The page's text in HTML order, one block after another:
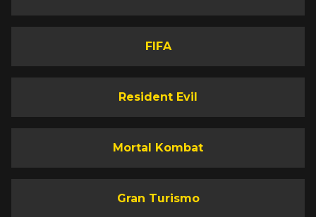
FIFA
Resident Evil
Mortal Kombat
Gran Turismo